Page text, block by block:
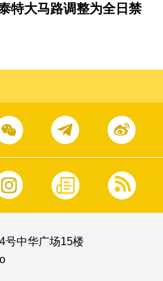
特大马路调整为全日禁
号中华广场15楼